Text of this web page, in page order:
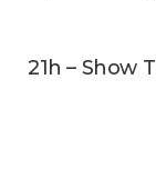
21h – Show